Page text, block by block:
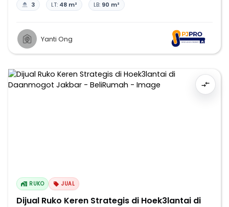
3 LT: 48 m² LB: 90 m²
Yanti Ong
RUKO JUAL
Dijual Ruko Keren Strategis di Hoek3lantai di